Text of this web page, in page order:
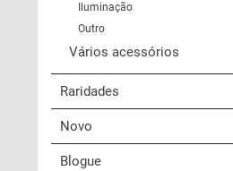
Iluminação
Outro
Vários acessórios
Raridades
Novo
Blogue